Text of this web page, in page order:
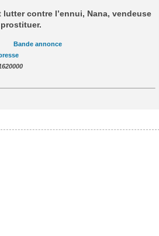
contre l’ennui, Nana, vendeuse
Bande annonce